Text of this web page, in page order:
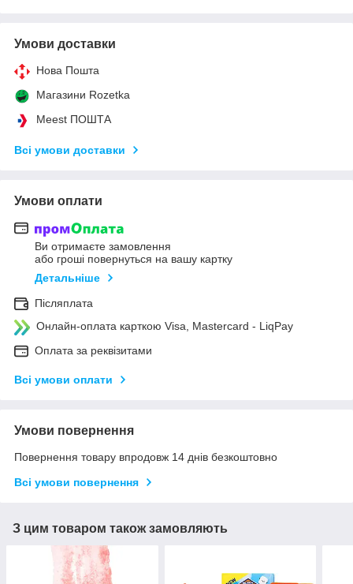
Умови доставки
Нова Пошта
Магазини Rozetka
Meest ПОШТА
Всі умови доставки
Умови оплати
Ви отримаєте замовлення
або гроші повернуться на вашу картку
Детальніше
Післяплата
Онлайн-оплата карткою Visa, Mastercard - LiqPay
Оплата за реквізитами
Всі умови оплати
Умови повернення
Повернення товару впродовж 14 днів безкоштовно
Всі умови повернення
З цим товаром також замовляють